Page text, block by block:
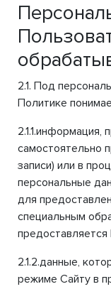
2.1. Под
Политике
самостоятельно
записи) или в
персональные
для
специальным
2.1.2.данные,
режиме Сайту в